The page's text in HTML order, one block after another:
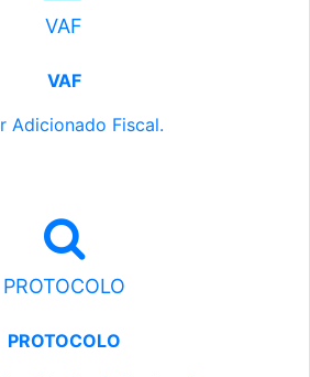
VAF
VAF
Adicionado Fiscal.
PROTOCOLO
PROTOCOLO